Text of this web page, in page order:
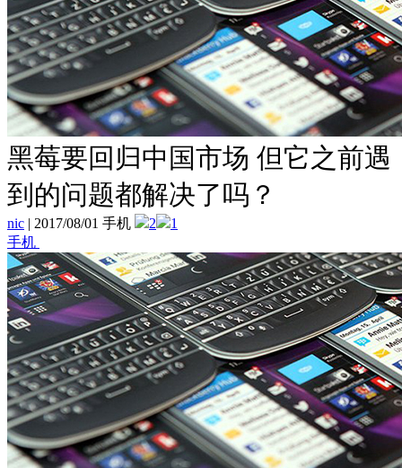
黑莓要回归中国市场 但它之前遇
到的问题都解决了吗？
nic | 2017/08/01 手机 2
1
手机